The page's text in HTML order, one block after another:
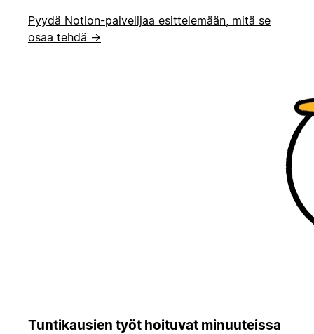
Pyydä Notion-palvelijaa esittelemään, mitä se
osaa tehdä →
Tuntikausien työt hoituvat minuuteissa